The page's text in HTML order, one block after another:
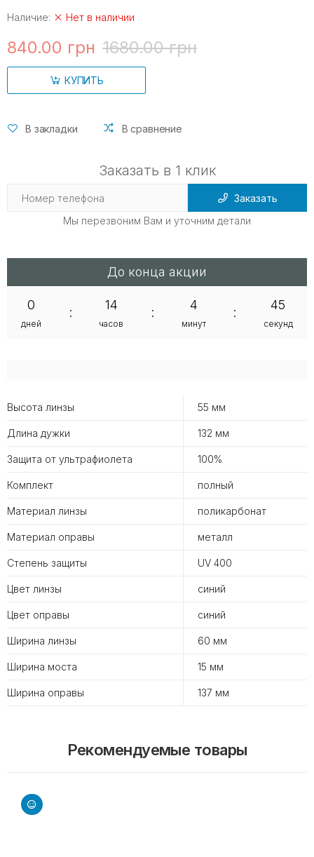
Высота линзы 55 мм
Длина дужки 132 мм
Защита от ультрафиолета 100%
Комплект полный
Материал линзы поликарбонат
Материал оправы металл
Степень защиты UV 400
Цвет линзы синий
Цвет оправы синий
Ширина линзы 60 мм
Ширина моста 15 мм
Ширина оправы 137 мм
Наличие: Нет в наличии
840.00 грн 1680.00 грн
КУПИТЬ
В закладки В сравнение
Заказать в 1 клик
Заказать
Мы перезвоним Вам и уточним детали
До конца акции
0
дней
:
14
часов
:
4
минут
:
44
секунд
Рекомендуемые товары